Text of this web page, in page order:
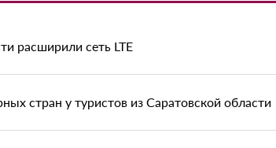
расширили сеть LTE
стран у туристов из Саратовской области